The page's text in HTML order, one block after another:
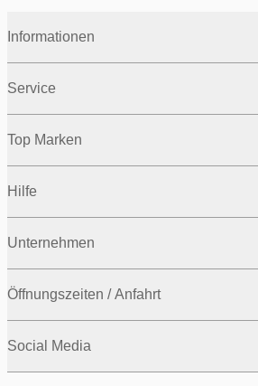
Informationen
Service
Top Marken
Hilfe
Unternehmen
Öffnungszeiten / Anfahrt
Social Media